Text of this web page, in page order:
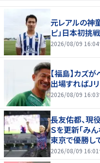
元レアルの神
ピ」日本初挑
2026/08/09 16:04
【福島】カズ
出場すればＪ
2026/08/09 16:03
長友佑都、現
Ｓを更新「み
東京で優勝し
2026/08/09 16:01